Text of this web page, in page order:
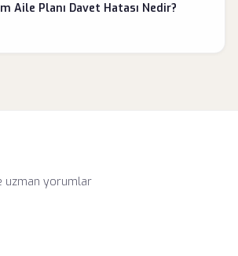
Aile Planı Davet Hatası Nedir?
uzman yorumlar